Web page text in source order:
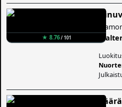
★ 8.76/ 101